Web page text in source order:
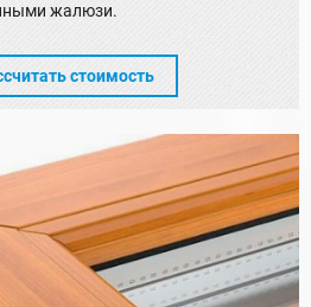
жалюзи.
стоимость